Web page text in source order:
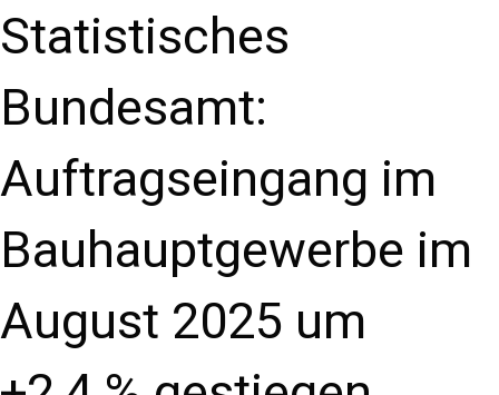
Statistisches
Bundesamt:
Auftragseingang im
Bauhauptgewerbe im
August 2025 um